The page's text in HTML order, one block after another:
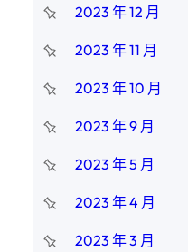
2023 年 12 月
2023 年 11 月
2023 年 10 月
2023 年 9 月
2023 年 5 月
2023 年 4 月
2023 年 3 月